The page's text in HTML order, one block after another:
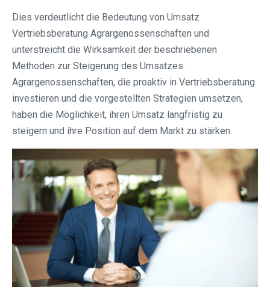
Dies verdeutlicht die Bedeutung von Umsatz
Vertriebsberatung Agrargenossenschaften und
unterstreicht die Wirksamkeit der beschriebenen
Methoden zur Steigerung des Umsatzes.
Agrargenossenschaften, die proaktiv in Vertriebsberatung
investieren und die vorgestellten Strategien umsetzen,
haben die Möglichkeit, ihren Umsatz langfristig zu
steigern und ihre Position auf dem Markt zu stärken.